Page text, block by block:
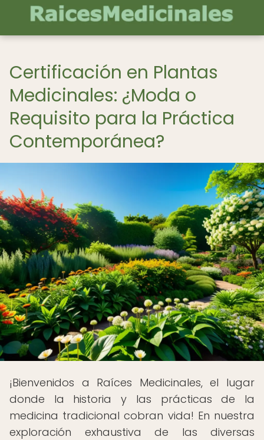
Certificación en Plantas
Medicinales: ¿Moda o
Requisito para la Práctica
Contemporánea?
¡Bienvenidos a Raíces Medicinales, el lugar
donde la historia y las prácticas de la
medicina tradicional cobran vida! En nuestra
exploración exhaustiva de las diversas